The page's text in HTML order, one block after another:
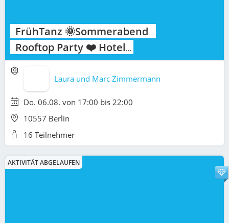
FrühTanz 🌞Sommerabend
Rooftop Party ❤️ Hotel
AMANO Grand Central
Hauptbahnhof 💃🕺
Laura und Marc Zimmermann
Do. 06.08. von 17:00 bis 22:00
10557 Berlin
16 Teilnehmer
AKTIVITÄT ABGELAUFEN